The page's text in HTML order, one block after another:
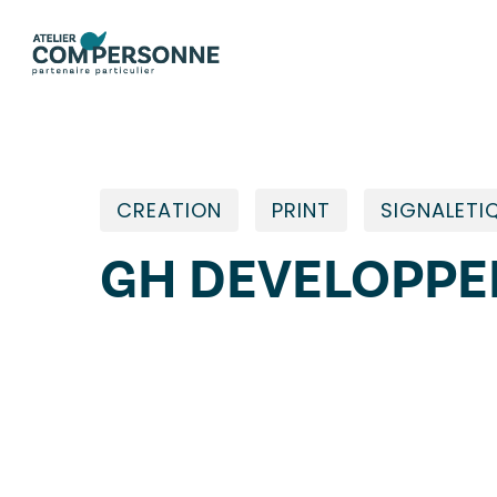
main
CREATION PRINT
GH